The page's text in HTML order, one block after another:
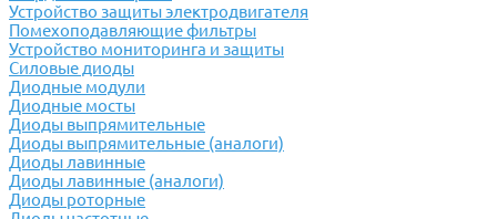
Устройство защиты электродвигателя
Помехоподавляющие фильтры
Устройство мониторинга и защиты
Силовые диоды
Диодные модули
Диодные мосты
Диоды выпрямительные
Диоды выпрямительные (аналоги)
Диоды лавинные
Диоды лавинные (аналоги)
Диоды роторные